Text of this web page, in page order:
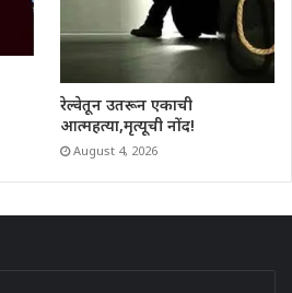
रेल्वेतून उतरून एकाची
आत्महत्या,मृत्यूची नोंद!
August 4, 2026